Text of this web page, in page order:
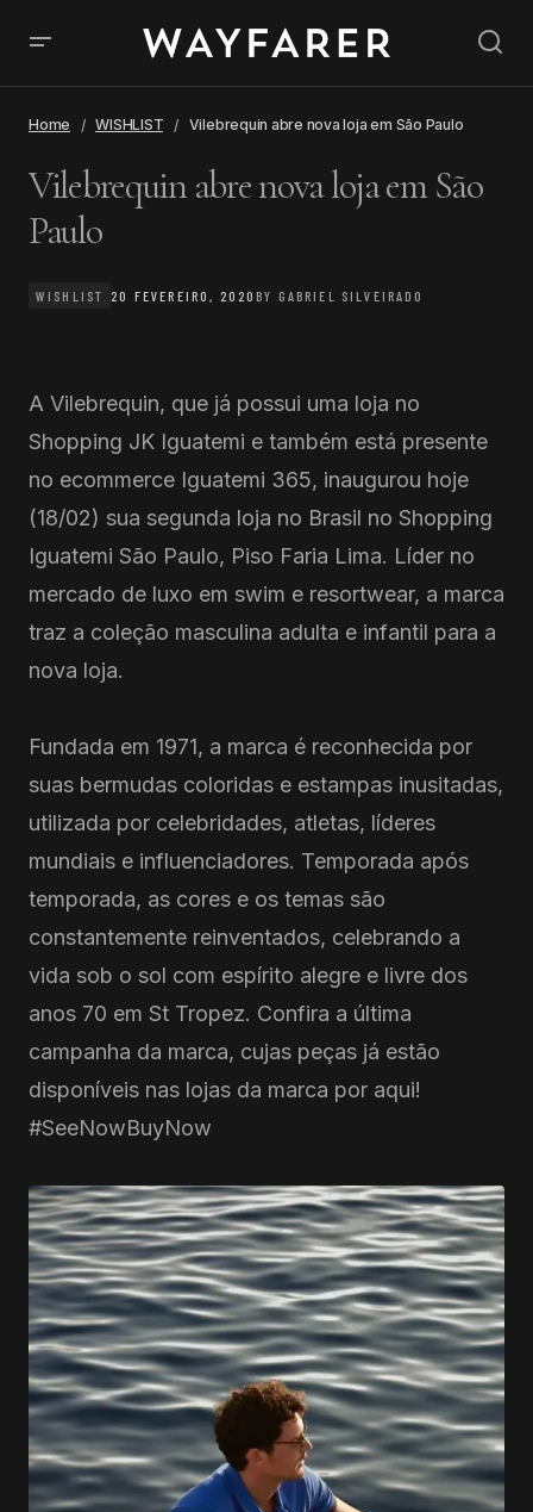
Home WISHLIST Vilebrequin abre nova loja em São Paulo
Vilebrequin abre nova loja em São
Paulo
WISHLIST 20 FEVEREIRO, 2020BY GABRIEL SILVEIRADO
A Vilebrequin, que já possui uma loja no
Shopping JK Iguatemi e também está presente
no ecommerce Iguatemi 365, inaugurou hoje
(18/02) sua segunda loja no Brasil no Shopping
Iguatemi São Paulo, Piso Faria Lima. Líder no
mercado de luxo em swim e resortwear, a marca
traz a coleção masculina adulta e infantil para a
nova loja.
Fundada em 1971, a marca é reconhecida por
suas bermudas coloridas e estampas inusitadas,
utilizada por celebridades, atletas, líderes
mundiais e influenciadores. Temporada após
temporada, as cores e os temas são
constantemente reinventados, celebrando a
vida sob o sol com espírito alegre e livre dos
anos 70 em St Tropez. Confira a última
campanha da marca, cujas peças já estão
disponíveis nas lojas da marca por aqui!
#SeeNowBuyNow